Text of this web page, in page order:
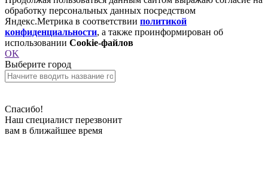
обработку персональных данных посредством
Яндекс.Метрика в соответствии политикой
конфиденциальности, а также проинформирован об
использовании Cookie-файлов
OK
Выберите город
Спасибо!
Наш специалист перезвонит
вам в ближайшее время